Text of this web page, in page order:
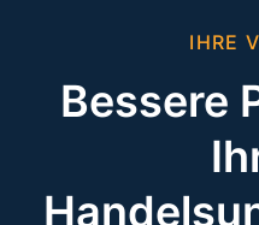
IHRE
Bessere